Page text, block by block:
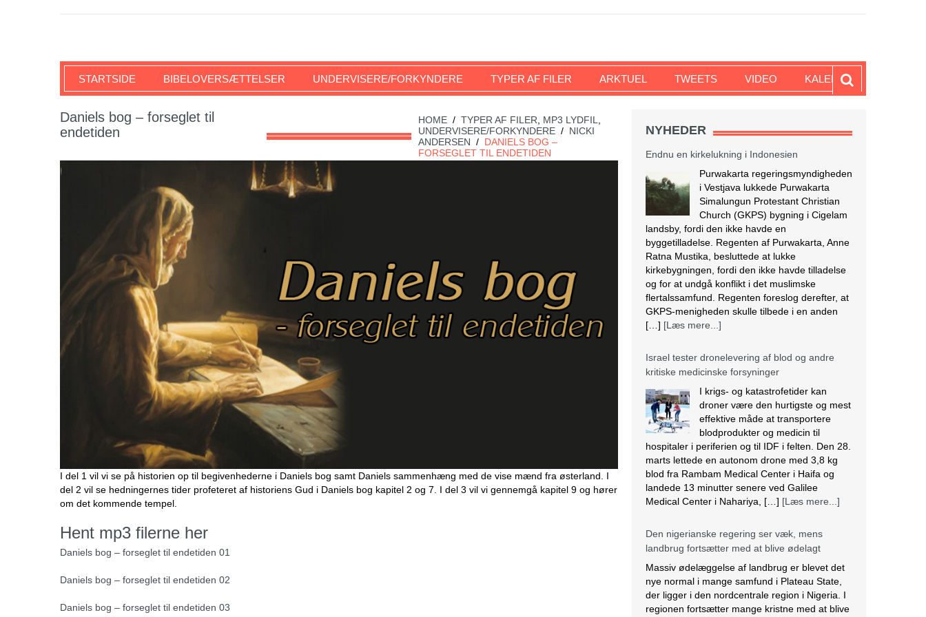
SKRIFTEN
STARTSIDE BIBELOVERSÆTTELSER UNDERVISERE/FORKYNDERE TYPER AF FILER ARKTUEL TWEETS VIDEO KALENDER
HOME / TYPER AF FILER MP3 LYDFIL
UNDERVISERE/FORKYNDERE / NICKI
ANDERSEN / DANIELS BOG –
FORSEGLET TIL ENDETIDEN
Daniels bog – forseglet til
endetiden
I del 1 vil vi se på historien op til begivenhederne i Daniels bog samt Daniels sammenhæng med de vise mænd fra østerland. I
del 2 vil se hedningernes tider profeteret af historiens Gud i Daniels bog kapitel 2 og 7. I del 3 vil vi gennemgå kapitel 9 og hører
om det kommende tempel.
Hent mp3 filerne her
Daniels bog – forseglet til endetiden 01
Daniels bog – forseglet til endetiden 02
Daniels bog – forseglet til endetiden 03
NYHEDER
i Vestjava lukkede Purwakarta
Simalungun Protestant Christian
Church (GKPS) bygning i Cigelam
landsby, fordi den ikke havde en
byggetilladelse. Regenten af Purwakarta, Anne
Ratna Mustika, besluttede at lukke
kirkebygningen, fordi den ikke havde tilladelse
og for at undgå konflikt i det muslimske
flertalssamfund. Regenten foreslog derefter, at
GKPS-menigheden skulle tilbede i en anden
[…][Læs mere...]
Israel tester dronelevering af blod og andre
I krigs- og katastrofetider kan
droner være den hurtigste og mest
effektive måde at transportere
blodprodukter og medicin til
hospitaler i periferien og til IDF i felten. Den 28.
marts lettede en autonom drone med 3,8 kg
blod fra Rambam Medical Center i Haifa og
landede 13 minutter senere ved Galilee
Medical Center i Nahariya, […][Læs mere...]
Den nigerianske regering ser væk, mens
Massiv ødelæggelse af landbrug er blevet det
nye normal i mange samfund i Plateau State,
der ligger i den nordcentrale region i Nigeria. I
regionen fortsætter mange kristne med at blive
målrettet af militante. Lokalbefolkningen
beskriver det som etnisk udrensning.